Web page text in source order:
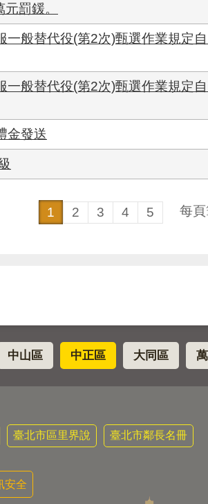
罰鍰。
一般替代役(第2次)甄選作業規定
一般替代役(第2次)甄選作業規定
金發送
1 2 3 4 5 每
中山區 中正區 大同區
臺北市區里界說 臺北市鄰長名冊
安全